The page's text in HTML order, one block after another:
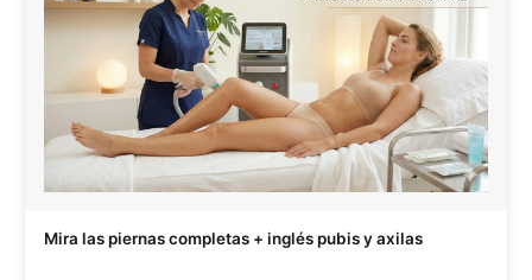
Mira las piernas completas + inglés pubis y axilas